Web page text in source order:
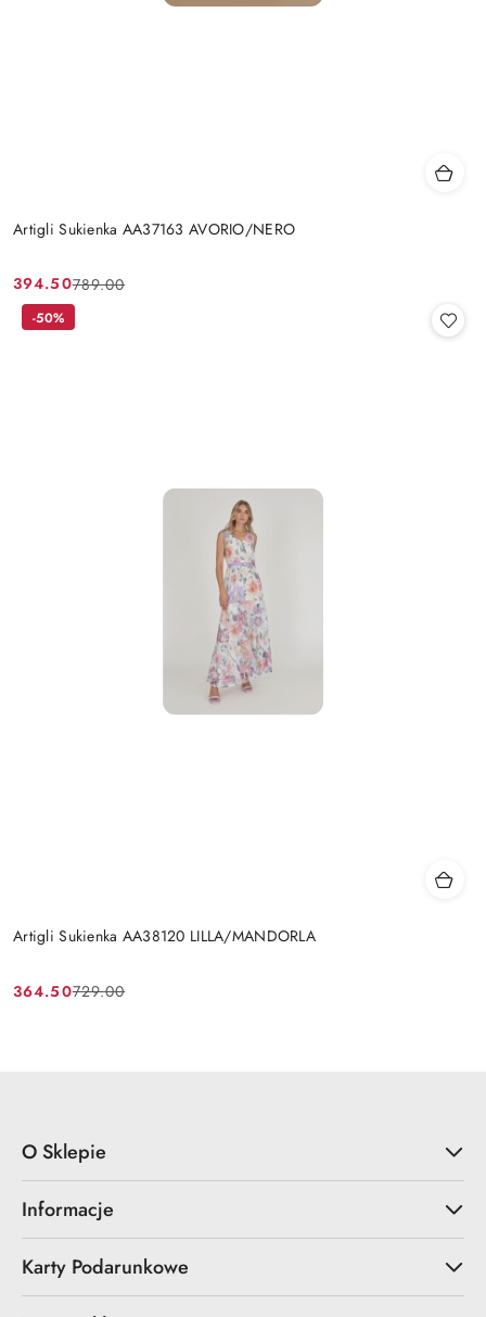
Artigli Sukienka AA37163 AVORIO/NERO
Cena
promocyjna:
394.50
Cena
przed
789.00
Artigli Sukienka AA38120 LILLA/MANDORLA
Cena
364.50
Cena
729.00
-50%
O Sklepie
Informacje
Karty Podarunkowe